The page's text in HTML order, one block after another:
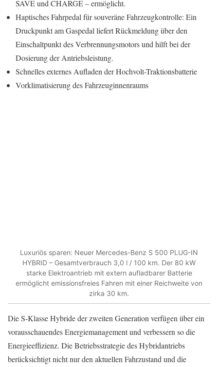
SAVE und CHARGE – ermöglicht.
Haptisches Fahrpedal für souveräne Fahrzeugkontrolle: Ein
Druckpunkt am Gaspedal liefert Rückmeldung über den
Einschaltpunkt des Verbrennungsmotors und hilft bei der
Dosierung der Antriebsleistung.
Schnelles externes Aufladen der Hochvolt-Traktionsbatterie
Vorklimatisierung des Fahrzeuginnenraums
Luxuriös sparen: Neuer Mercedes-Benz S 500 PLUG-IN
HYBRID – Gesamtverbrauch 3,0 l / 100 km. Der 80 kW
starke Elektroantrieb mit extern aufladbarer Batterie
ermöglicht emissionsfreies Fahren mit einer Reichweite von
zirka 30 km.
Die S-Klasse Hybride der zweiten Generation verfügen über ein
vorausschauendes Energiemanagement und verbessern so die
Energieeffizienz. Die Betriebsstrategie des Hybridantriebs
berücksichtigt nicht nur den aktuellen Fahrzustand und die